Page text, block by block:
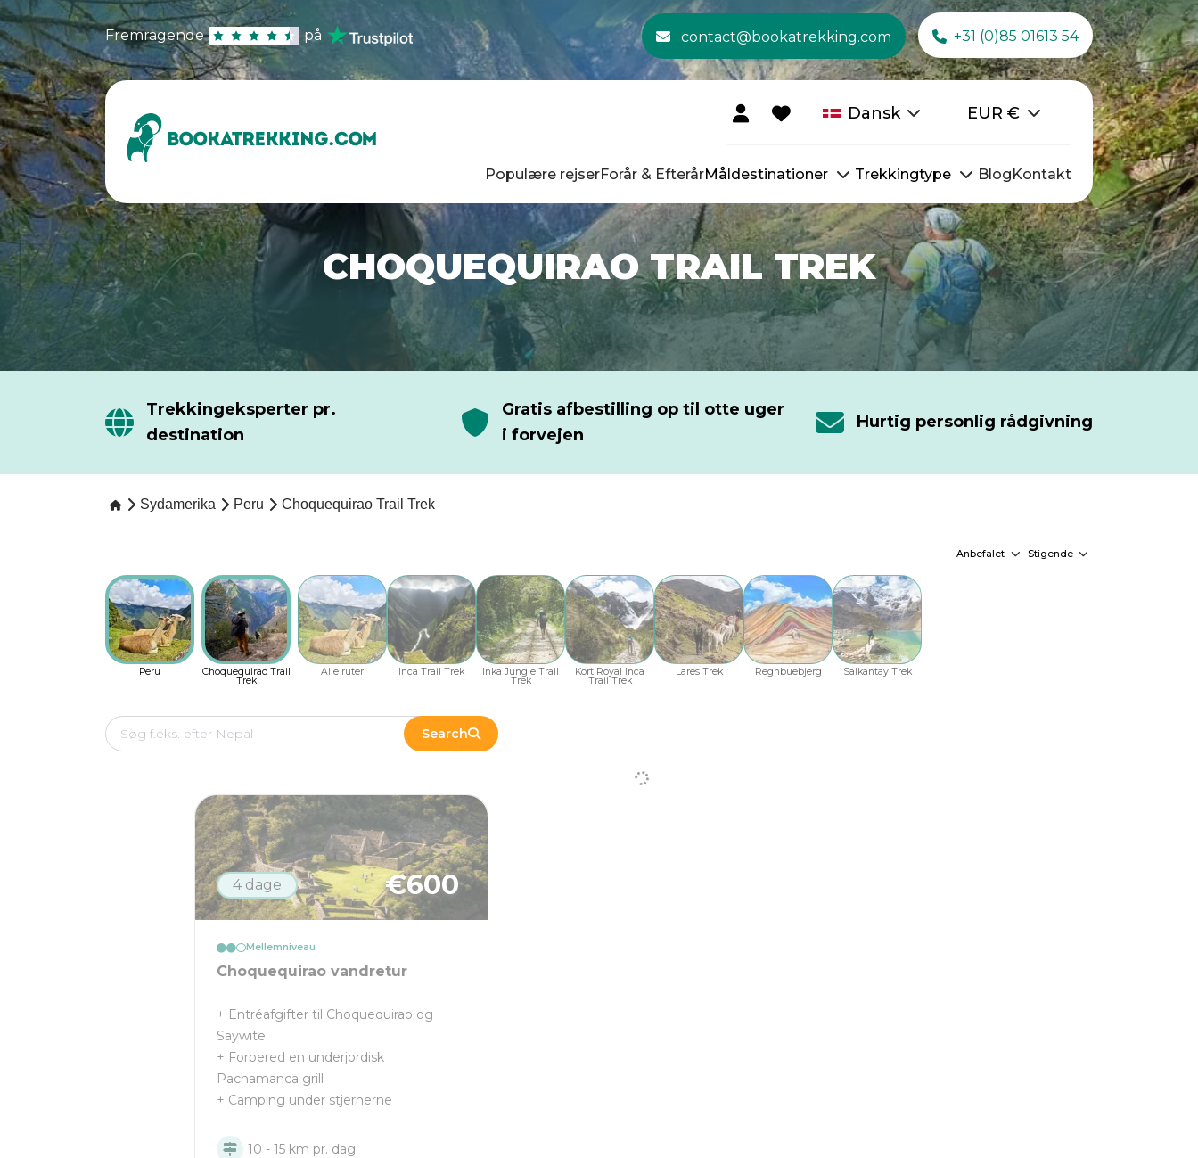
Fremragende på contact@bookatrekking.com +31 (0)85 01613 54
Dansk EUR €
Populære rejserForår & EfterårMåldestinationer Trekkingtype BlogKontakt
CHOQUEQUIRAO TRAIL TREK
Trekkingeksperter pr.
destination
Gratis afbestilling op til otte uger
i forvejen
Hurtig personlig rådgivning
Sydamerika Peru Choquequirao Trail Trek
Anbefalet Stigende
Peru Choquequirao Trail
Trek
Alle ruter Inca Trail Trek Inka Jungle Trail
Trek
Kort Royal Inca
Trail Trek
Lares Trek Regnbuebjerg Salkantay Trek
Search
4 dage €600
Mellemniveau
Choquequirao vandretur
+ Entréafgifter til Choquequirao og
Saywite
+ Forbered en underjordisk
Pachamanca grill
+ Camping under stjernerne
10 - 15 km pr. dag